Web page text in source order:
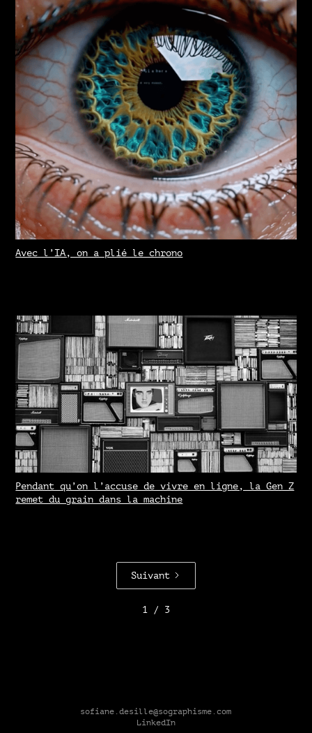
Avec l’IA, on a plié le chrono
Pendant qu’on l’accuse de vivre en ligne, la Gen Z
remet du grain dans la machine
Suivant
1 / 3
sofiane.desille@sographisme.com
LinkedIn